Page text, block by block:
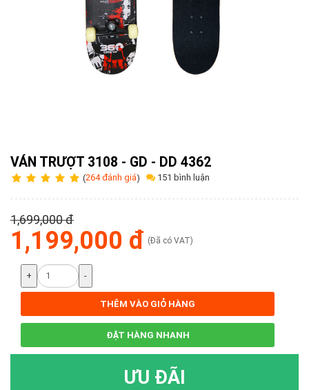
VÁN TRƯỢT 3108 - GD - DD 4362
(264 đánh giá) 151 bình luận
1,699,000 đ
1,199,000 đ (Đã có VAT)
+ -
THÊM VÀO GIỎ HÀNG
ĐẶT HÀNG NHANH
ƯU ĐÃI